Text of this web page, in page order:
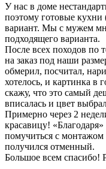
У нас в доме
поэтому готовые
вариант. Мы с мужем
подходящего варианта.
После всех походов по
на заказ под наши
обмерил, посчитал,
хотелось, и картинка в
скажу, что это самый
вписалась и цвет
Примерно через 2
красавицу!
помучиться с монтажом
получился отменный.
Большое всем спасибо!